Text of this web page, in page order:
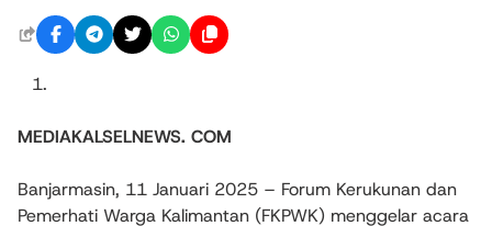
MEDIAKALSELNEWS. COM
Banjarmasin, 11 Januari 2025 – Forum Kerukunan dan
Pemerhati Warga Kalimantan (FKPWK) menggelar acara